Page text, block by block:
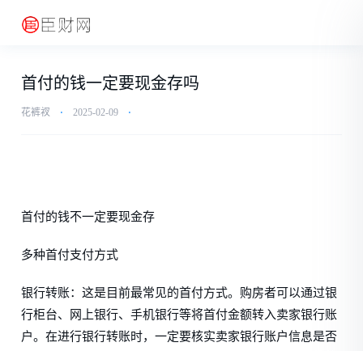
首付的钱一定要现金存吗
花裤衩 ⋅ 2025-02-09 ⋅
首付的钱不一定要现金存
多种首付支付方式
银行转账：这是目前最常见的首付方式。购房者可以通过银
行柜台、网上银行、手机银行等将首付金额转入卖家银行账
户。在进行银行转账时，一定要核实卖家银行账户信息是否